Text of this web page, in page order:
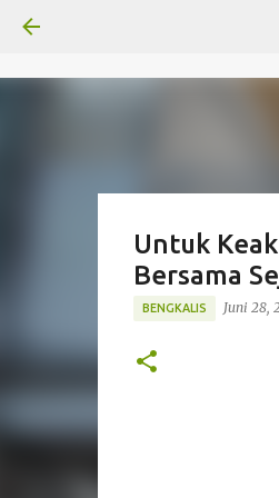
Untuk
Bersama
BENGKALIS Juni 28,